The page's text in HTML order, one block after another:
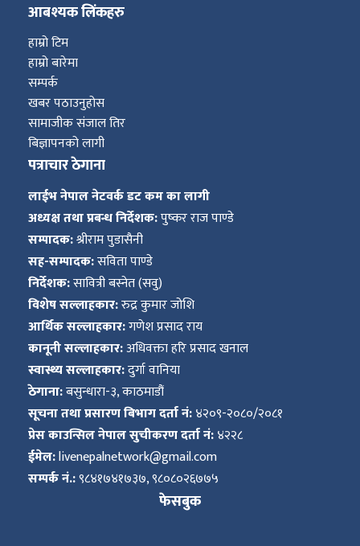
आबश्यक लिंकहरु
हाम्रो टिम
हाम्रो बारेमा
सम्पर्क
खबर पठाउनुहोस
सामाजीक संजाल तिर
बिज्ञापनको लागी
पत्राचार ठेगाना
लाईभ नेपाल नेटवर्क डट कम का लागी
अध्यक्ष तथा प्रबन्ध निर्देशक:पुष्कर राज पाण्डे
सम्पादक:श्रीराम पुडासैनी
सह-सम्पादक:सविता पाण्डे
निर्देशक:सावित्री बस्नेत (सवु)
विशेष सल्लाहकार:रुद्र कुमार जोशि
आर्थिक सल्लाहकार:गणेश प्रसाद राय
कानूनी सल्लाहकार:अधिवक्ता हरि प्रसाद खनाल
स्वास्थ्य सल्लाहकार:दुर्गा वानिया
ठेगाना:बसुन्धारा-३, काठमाडौं
सूचना तथा प्रसारण बिभाग दर्ता नं:४२०९-२०८०/२०८१
प्रेस काउन्सिल नेपाल सुचीकरण दर्ता नं:४२२८
ईमेल:livenepalnetwork@gmail.com
सम्पर्क नं.:९८४१७४१७३७, ९८०८०२६७७५
फेसबुक